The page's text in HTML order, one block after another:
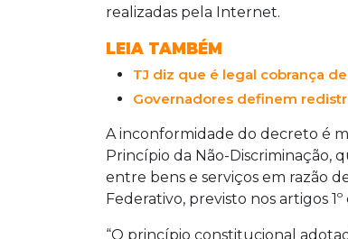
realizadas pela Internet.
LEIA TAMBÉM
TJ diz que é legal cobrança
Governadores definem
A inconformidade do decreto é
Princípio da Não-Discriminação,
entre bens e serviços em razão
Federativo, previsto nos artigos
“O princípio constitucional